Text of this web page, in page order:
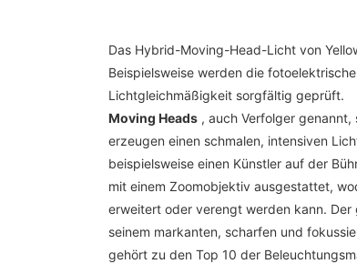
Das Hybrid-Moving-Head-Licht von
Beispielsweise werden die
Lichtgleichmäßigkeit sorgfältig geprüft.
Moving Heads , auch Verfolger
erzeugen einen schmalen, intensiven
beispielsweise einen Künstler auf der
mit einem Zoomobjektiv ausgestattet,
erweitert oder verengt werden kann.
seinem markanten, scharfen und
gehört zu den Top 10 der